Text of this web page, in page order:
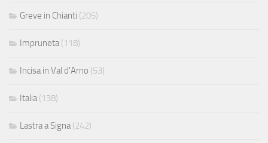
Greve in Chianti (205)
Impruneta(118)
Incisa in Val d'Arno (53)
Italia(138)
Lastra a Signa(242)